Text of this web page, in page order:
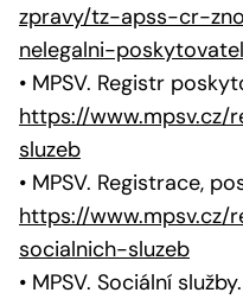
zpravy/tz-apss-cr-
nelegalni-
• MPSV. Registr
https://
sluzeb
• MPSV. Registrace,
https://
socialnich-sluzeb
• MPSV. Sociální služby.